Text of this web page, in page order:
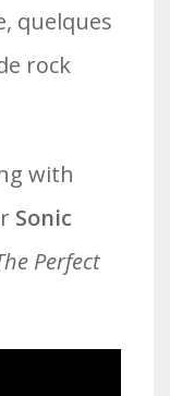
quelques
rock
with
Sonic
Perfect